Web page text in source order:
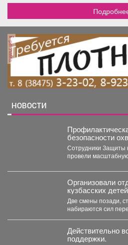
реклама
НОВОСТИ
безопасности
Новокузнецка
Сотрудники Защиты
провели масштабную
состоянию...
Организовали
кузбасских
Две смены позади,
набираются сил
Действительно
поддержки.